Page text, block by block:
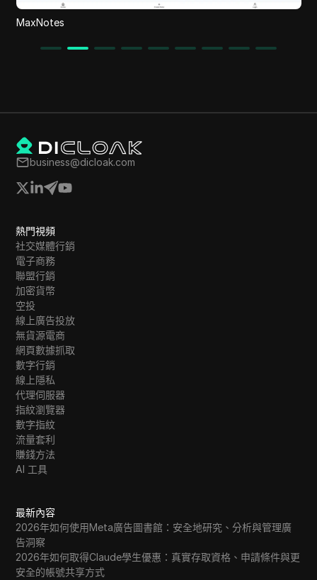
MaxNotes
business@dicloak.com
熱門視頻
社交媒體行銷
電子商務
聯盟行銷
加密貨幣
空投
線上廣告投放
無貨源電商
網頁數據抓取
數字行銷
線上隱私
代理伺服器
指紋瀏覽器
數字指紋
流量套利
賺錢方法
AI 工具
最新內容
2026年如何使用Meta廣告圖書館：安全地研究、分析與管理廣
告洞察
2026年如何取得Claude學生優惠：真實存取資格、申請條件與更
安全的帳號共享方式